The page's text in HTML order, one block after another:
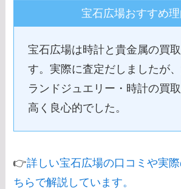
宝石広場おすすめ
宝石広場は時計と貴金属の買
す。実際に査定だしましたが
ランドジュエリー・時計の買
高く良心的でした。
👉詳しい宝石広場の口コミや実
ちらで解説しています。